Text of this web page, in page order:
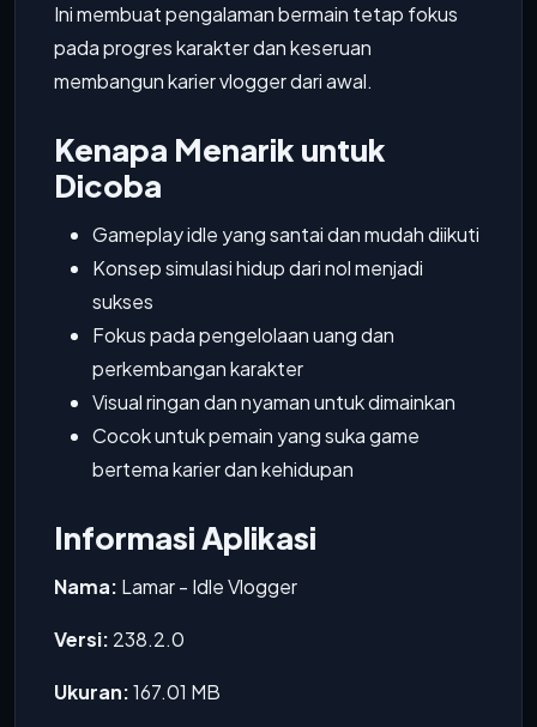
Ini membuat pengalaman bermain tetap fokus
pada progres karakter dan keseruan
membangun karier vlogger dari awal.
Kenapa Menarik untuk
Dicoba
Gameplay idle yang santai dan mudah diikuti
Konsep simulasi hidup dari nol menjadi
sukses
Fokus pada pengelolaan uang dan
perkembangan karakter
Visual ringan dan nyaman untuk dimainkan
Cocok untuk pemain yang suka game
bertema karier dan kehidupan
Informasi Aplikasi
Nama: Lamar - Idle Vlogger
Versi: 238.2.0
Ukuran:167.01 MB